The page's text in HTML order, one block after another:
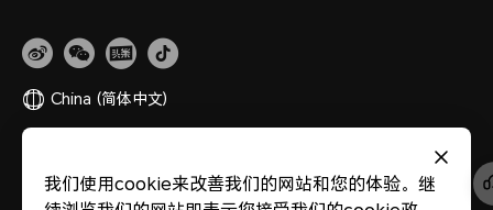
China (简体中文)
版权所有 © 荣耀终端股份有限公司 2020-2026 保留一切权利。
我们使用cookie来改善我们的网站和您的体验。继